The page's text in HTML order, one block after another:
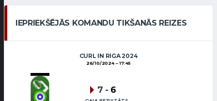
IEPRIEKŠĒJĀS KOMANDU TIKŠANĀS REIZES
CURL IN RIGA 2024
26/10/2024 17:45
7 - 6